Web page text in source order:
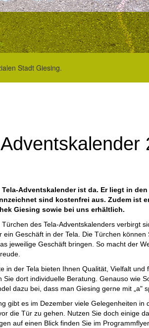
Stadt Giesing.
Tela-Adventskalender ist da. Er liegt in
sind kostenfrei aus. Zudem ist
Giesing sowie bei uns erhältlich.
Türchen des Tela-Adventskalenders verbirgt
ein Geschäft in der Tela. Die Türchen
jeweilige Geschäft bringen. So macht der
in der Tela bieten Ihnen Qualität, ­Vielfalt und
Sie dort ­individuelle ­Beratung.­ Genauso wie
dazu bei, dass man Giesing gerne mit „a"
gibt es im Dezember viele ­Gelegenheiten in
die Tür zu ­gehen.­ ­Nutzen Sie doch einige
auf ­einen Blick ­finden Sie im